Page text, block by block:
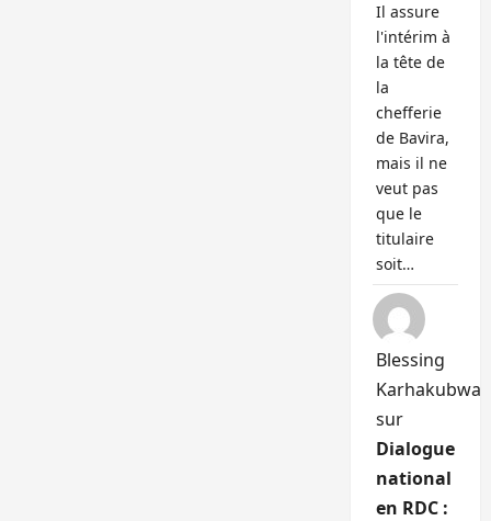
Il assure
l'intérim à
la tête de
la
chefferie
de Bavira,
mais il ne
veut pas
que le
titulaire
soit…
Blessing
Karhakubwa
sur
Dialogue
national
en RDC :